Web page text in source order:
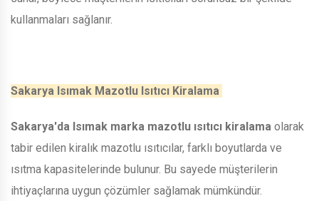
kullanmaları sağlanır.
Sakarya Isımak Mazotlu Isıtıcı Kiralama
Sakarya'da Isımak marka mazotlu ısıtıcı kiralama olarak
tabir edilen kiralık mazotlu ısıtıcılar, farklı boyutlarda ve
ısıtma kapasitelerinde bulunur. Bu sayede müşterilerin
ihtiyaçlarına uygun çözümler sağlamak mümkündür.